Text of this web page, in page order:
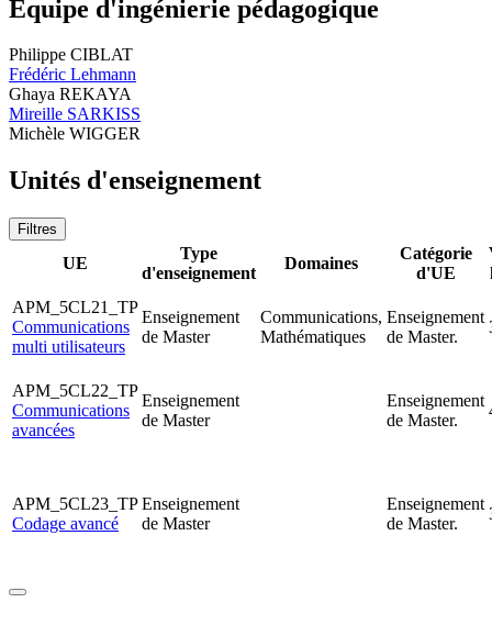
Equipe d'ingénierie pédagogique
Philippe CIBLAT
Frédéric Lehmann
Ghaya REKAYA
Mireille SARKISS
Michèle WIGGER
Unités d'enseignement
Filtres
UE
Type
d'enseignement
Domaines
Catégorie
d'UE
APM_5CL21_TP
Communications
multi utilisateurs
Enseignement
de Master
Communications,
Mathématiques
Enseignement
de Master.
APM_5CL22_TP
Communications
avancées
Enseignement
de Master
Enseignement
de Master.
APM_5CL23_TP
Codage avancé
Enseignement
de Master
Enseignement
de Master.